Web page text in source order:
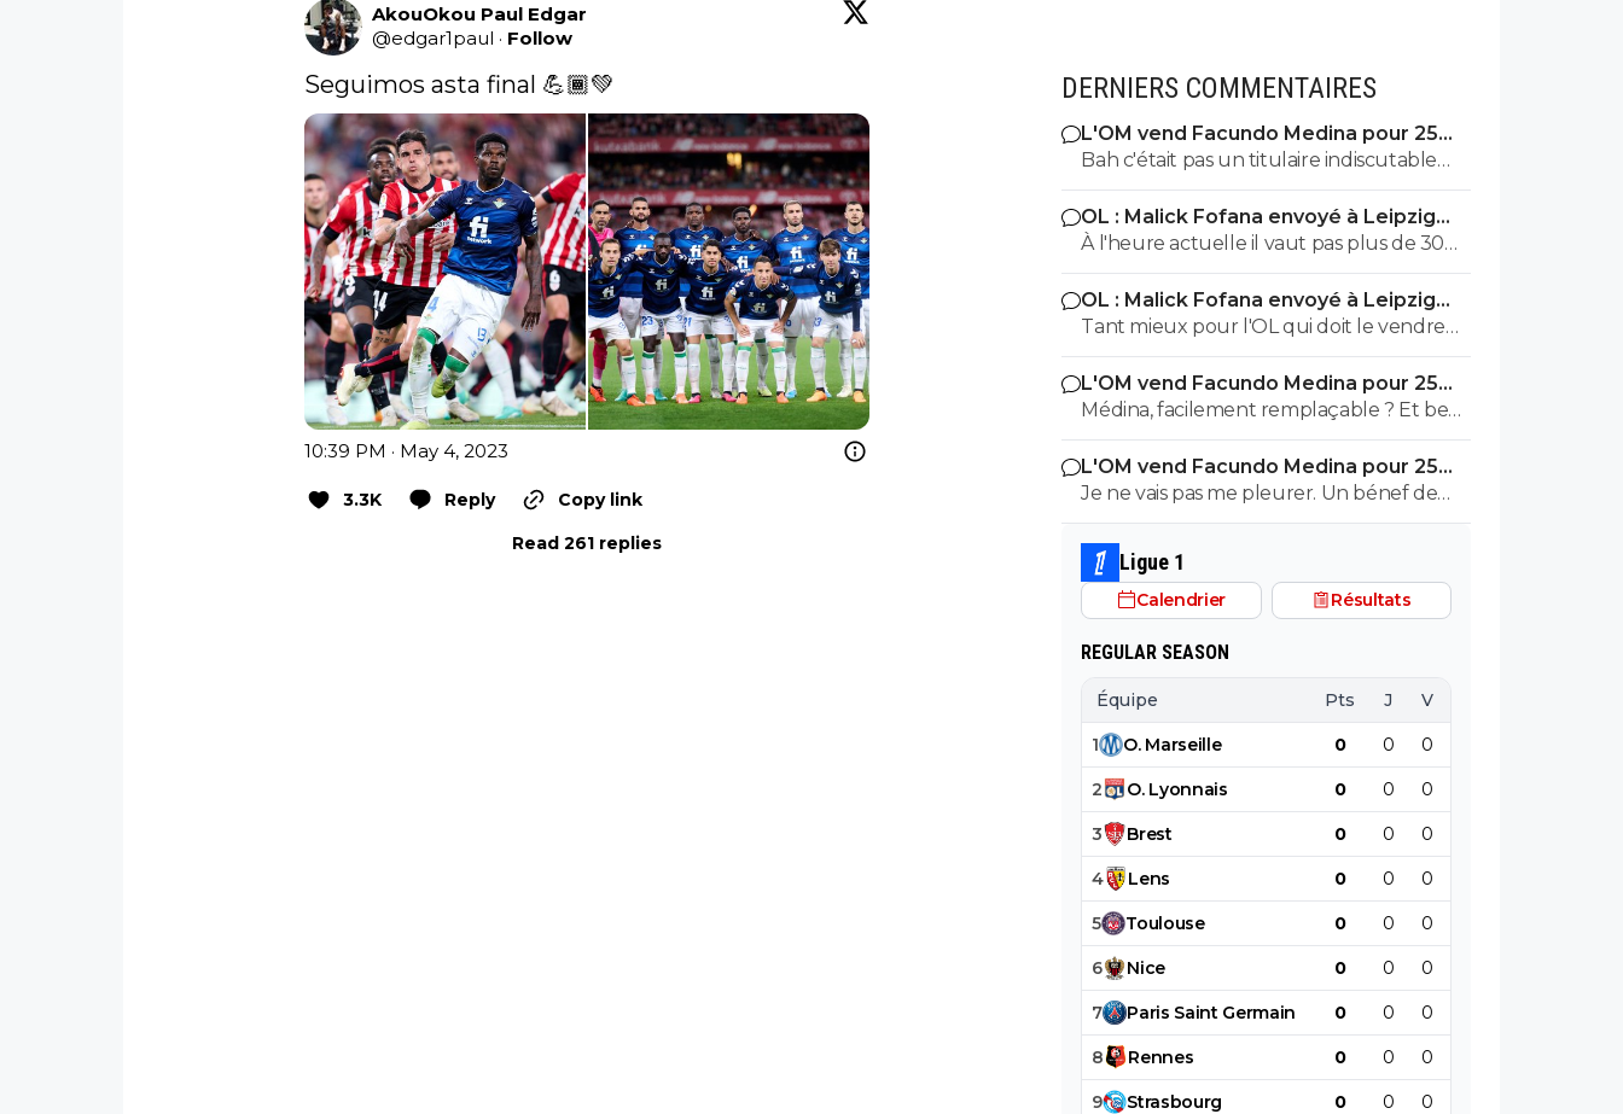
AkouOkou Paul Edgar
@edgar1paul · Follow
Seguimos asta final 💪🏾💚
10:39 PM · May 4, 2023
3.3K Reply
Copy link
Read 261 replies
DERNIERS COMMENTAIRES
L'OM vend Facundo Medina pour 25ME
à Leverkusen
Bah c'était pas un titulaire indiscutable
l'an dernier... Si on garde Balerdi ou
Aguerd, et qu'on lui met un gars correct à
côté, pour moi ça peut suffire
OL : Malick Fofana envoyé à Leipzig
pour un sombre accord
À l'heure actuelle il vaut pas plus de 30
millions et encore
OL : Malick Fofana envoyé à Leipzig
pour un sombre accord
Tant mieux pour l'OL qui doit le vendre
50 millions.
L'OM vend Facundo Medina pour 25ME
à Leverkusen
Médina, facilement remplaçable ? Et ben
bon chance !
L'OM vend Facundo Medina pour 25ME
à Leverkusen
Je ne vais pas me pleurer. Un bénef de
4,5M sur un joueur qu'on dire être
facilement remplaçable, c'est bon, ça me
va perso. Bonne route à lui.
Ligue 1
Calendrier Résultats
REGULAR SEASON
Équipe Pts J V
1 O. Marseille 0 0 0
2 O. Lyonnais 0 0 0
3 Brest 0 0 0
4 Lens 0 0 0
5 Toulouse 0 0 0
6 Nice 0 0 0
7 Paris Saint Germain 0 0 0
8 Rennes 0 0 0
9 Strasbourg 0 0 0